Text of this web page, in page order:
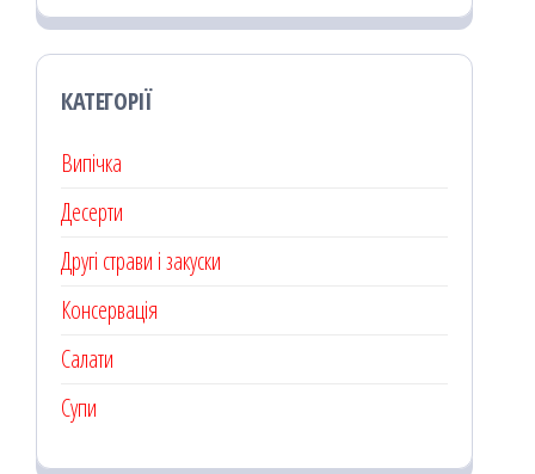
КАТЕГОРІЇ
Випічка
Десерти
Другі страви і закуски
Консервація
Салати
Супи